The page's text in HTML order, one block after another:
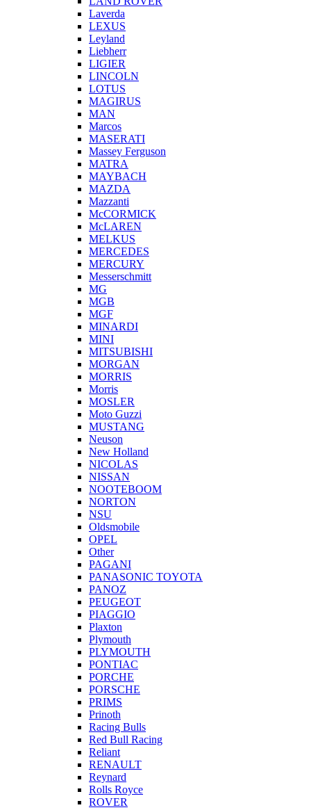
Laverda
LEXUS
Leyland
Liebherr
LIGIER
LINCOLN
LOTUS
MAGIRUS
MAN
Marcos
MASERATI
Massey Ferguson
MATRA
MAYBACH
MAZDA
Mazzanti
McCORMICK
McLAREN
MELKUS
MERCEDES
MERCURY
Messerschmitt
MG
MGB
MGF
MINARDI
MINI
MITSUBISHI
MORGAN
MORRIS
Morris
MOSLER
Moto Guzzi
MUSTANG
Neuson
New Holland
NICOLAS
NISSAN
NOOTEBOOM
NORTON
NSU
Oldsmobile
OPEL
Other
PAGANI
PANASONIC TOYOTA
PANOZ
PEUGEOT
PIAGGIO
Plaxton
Plymouth
PLYMOUTH
PONTIAC
PORCHE
PORSCHE
PRIMS
Prinoth
Racing Bulls
Red Bull Racing
Reliant
RENAULT
Reynard
Rolls Royce
ROVER